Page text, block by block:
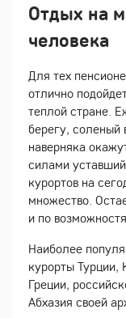
Отдых на
человека
Для тех
отлично
теплой стране.
берегу, соленый
наверняка
силами
курортов на
множество.
и по
Наиболее
курорты Турции,
Греции,
Абхазия своей